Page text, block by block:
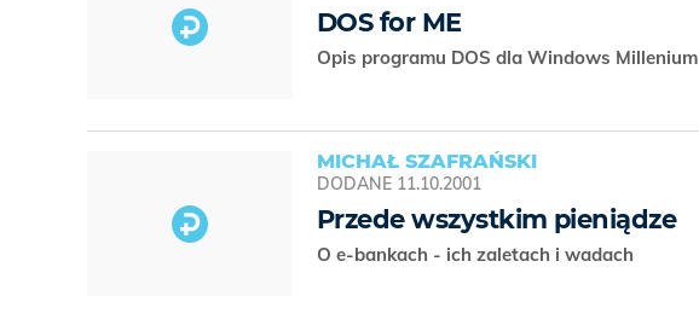
DOS for ME
Opis programu DOS dla Windows Millenium
MICHAŁ SZAFRAŃSKI
DODANE 11.10.2001
Przede wszystkim pieniądze
O e-bankach - ich zaletach i wadach